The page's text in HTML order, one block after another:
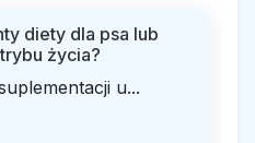
diety dla psa lub
życia?
u...